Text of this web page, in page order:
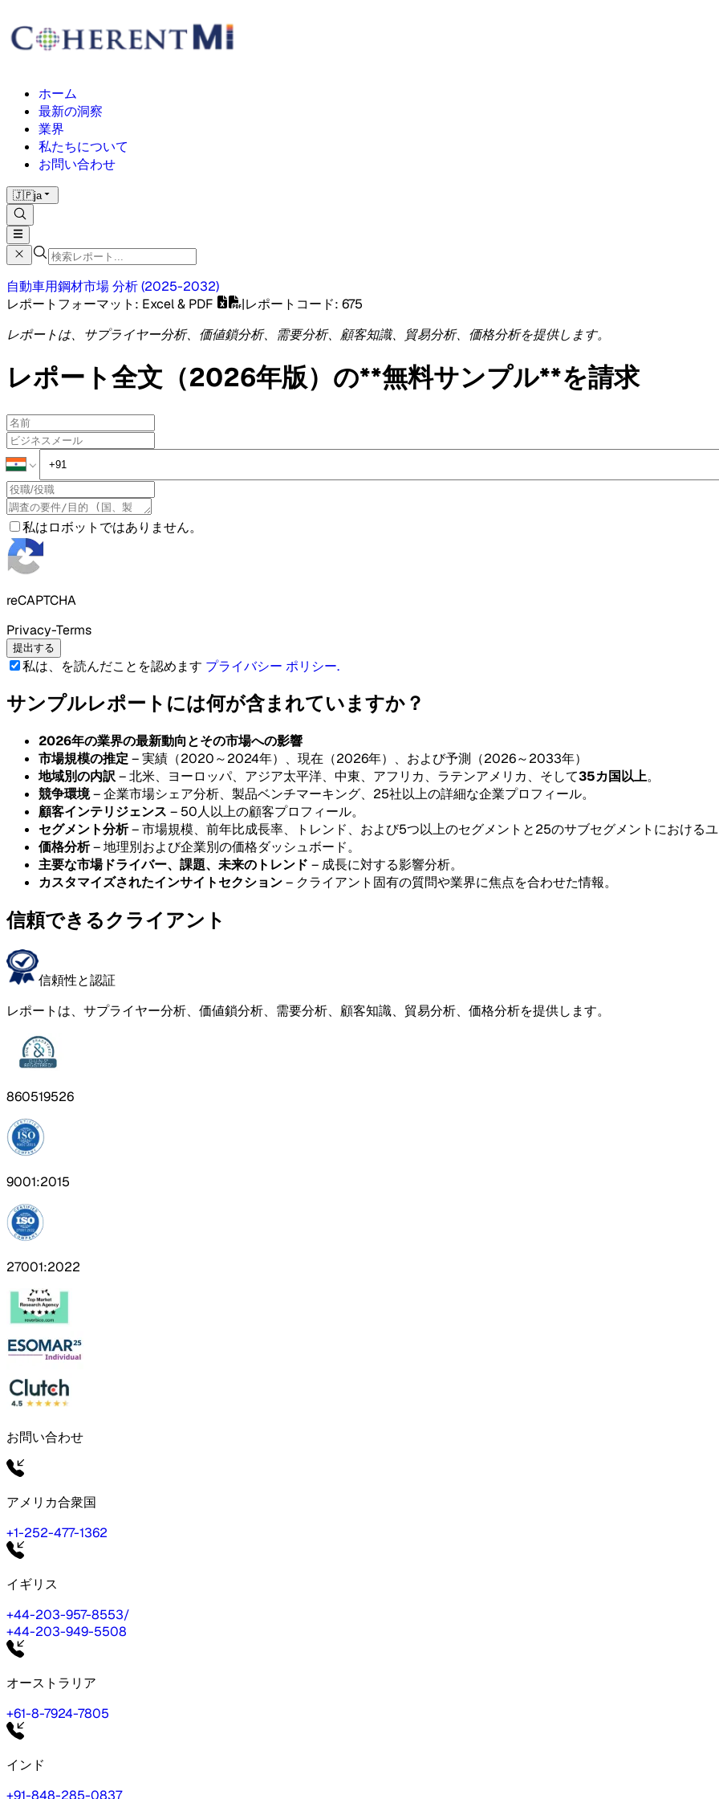
ホーム
最新の洞察
業界
私たちについて
お問い合わせ
🇯🇵ja
自動車用鋼材市場分析(2025-2032)
レポートフォーマット : Excel & PDF |レポートコード: 675
レポートは、サプライヤー分析、価値鎖分析、需要分析、顧客知識、貿易分析、価格分析を提供します。
レポート全文（2026年版）の**無料サンプル**を請求
私はロボットではありません。
reCAPTCHA
Privacy-Terms
提出する
私は、を読んだことを認めます プライバシー ポリシー.
サンプルレポートには何が含まれていますか？
2026年の業界の最新動向とその市場への影響
市場規模の推定– 実績（2020～2024年）、現在（2026年）、および予測（2026～2033年）
地域別の内訳– 北米、ヨーロッパ、アジア太平洋、中東、アフリカ、ラテンアメリカ、そして35カ国以上。
競争環境– 企業市場シェア分析、製品ベンチマーキング、25社以上の詳細な企業プロフィール。
顧客インテリジェンス – 50人以上の顧客プロフィール。
セグメント分析– 市場規模、前年比成長率、トレンド、および5つ以上のセグメントと25のサブセグメントにおけるユ
価格分析– 地理別および企業別の価格ダッシュボード。
主要な市場ドライバー、課題、未来のトレンド – 成長に対する影響分析。
カスタマイズされたインサイトセクション– クライアント固有の質問や業界に焦点を合わせた情報。
信頼できるクライアント
信頼性と認証
レポートは、サプライヤー分析、価値鎖分析、需要分析、顧客知識、貿易分析、価格分析を提供します。
860519526
9001:2015
27001:2022
お問い合わせ
アメリカ合衆国
+1-252-477-1362
イギリス
+44-203-957-8553/
+44-203-949-5508
オーストラリア
+61-8-7924-7805
インド
+91-848-285-0837